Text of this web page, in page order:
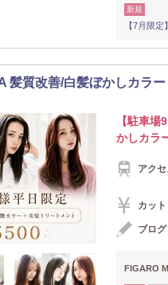
新規
【7月限
髪質改善/白髪ぼかしカラー
【駐車
かしカラ
アクセ
カット
ブログ
FIGARO